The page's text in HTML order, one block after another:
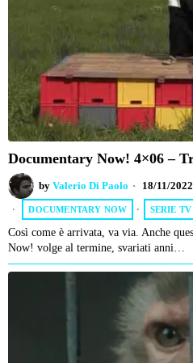
Documentary Now! 4×06 –
by Valerio Di Paolo 18/11/2022
DOCUMENTARY NOW · SERIE TV
Così come è arrivata, va via. Anche
Now! volge al termine, svariati anni…